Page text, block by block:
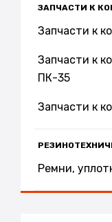
ЗАПЧАСТИ К
Запчасти к
Запчасти к
ПК-35
Запчасти к
Ремни,